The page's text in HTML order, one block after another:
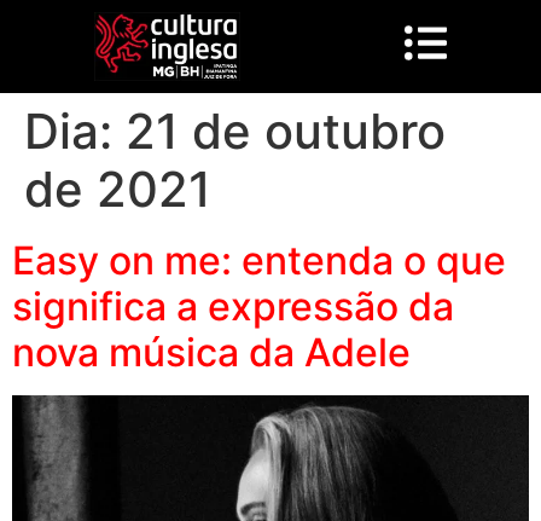
Dia: 21 de outubro
de 2021
Easy on me: entenda o que
significa a expressão da
nova música da Adele